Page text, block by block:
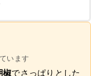
います
椒でさっぱりとした